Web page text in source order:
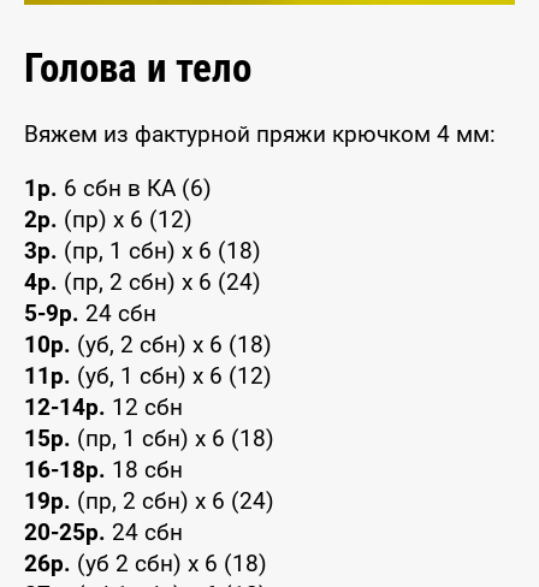
Голова и тело
Вяжем из фактурной пряжи крючком 4 мм:
1р. 6 сбн в КА (6)
2р. (пр) x 6 (12)
3р. (пр, 1 сбн) x 6 (18)
4р. (пр, 2 сбн) x 6 (24)
5-9р. 24 сбн
10р. (уб, 2 сбн) x 6 (18)
11р. (уб, 1 сбн) x 6 (12)
12-14р. 12 сбн
15р. (пр, 1 сбн) x 6 (18)
16-18р. 18 сбн
19р. (пр, 2 сбн) x 6 (24)
20-25р. 24 сбн
26р. (уб 2 сбн) x 6 (18)